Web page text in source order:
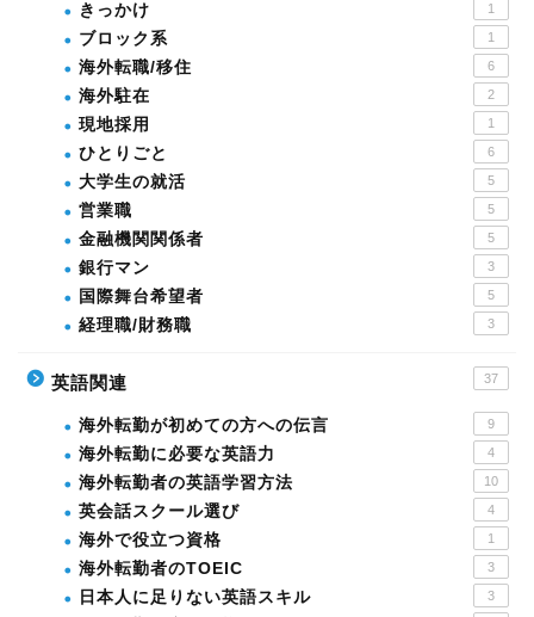
きっかけ 1
ブロック系 1
海外転職/移住 6
海外駐在 2
現地採用 1
ひとりごと 6
大学生の就活 5
営業職 5
金融機関関係者 5
銀行マン 3
国際舞台希望者 5
経理職/財務職 3
英語関連 37
海外転勤が初めての方への伝言 9
海外転勤に必要な英語力 4
海外転勤者の英語学習方法 10
英会話スクール選び 4
海外で役立つ資格 1
海外転勤者のTOEIC 3
日本人に足りない英語スキル 3